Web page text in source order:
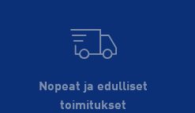
Nopeat ja edulliset
toimitukset